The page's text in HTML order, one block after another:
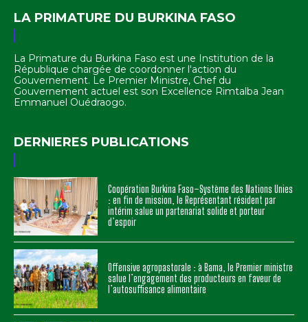
LA PRIMATURE DU BURKINA FASO
La Primature du Burkina Faso est une Institution de la
République chargée de coordonner l'action du
Gouvernement. Le Premier Ministre, Chef du
Gouvernement actuel est son Excellence Rimtalba Jean
Emmanuel Ouédraogo.
DERNIERES PUBLICATIONS
Coopération Burkina Faso–Système des Nations Unies
: en fin de mission, le Représentant résident par
intérim salue un partenariat solide et porteur
d’espoir
Offensive agropastorale : à Bama, le Premier ministre
salue l’engagement des producteurs en faveur de
l’autosuffisance alimentaire